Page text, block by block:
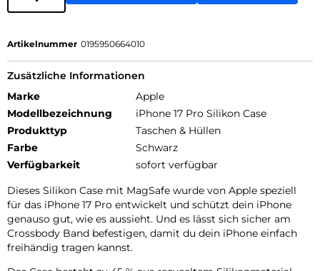
Artikelnummer 0195950664010
Zusätzliche Informationen
Marke
Apple
Modellbezeichnung
iPhone 17 Pro Silikon Case
Produkttyp
Taschen & Hüllen
Farbe
Schwarz
Verfügbarkeit
sofort verfügbar
Dieses Silikon Case mit MagSafe wurde von Apple speziell
für das iPhone 17 Pro entwickelt und schützt dein iPhone
genauso gut, wie es aussieht. Und es lässt sich sicher am
Crossbody Band befestigen, damit du dein iPhone einfach
freihändig tragen kannst.